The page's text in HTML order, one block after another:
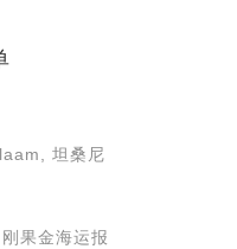
坦桑尼
果金海运报